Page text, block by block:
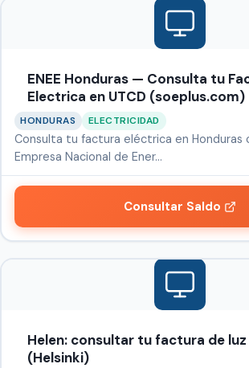
ENEE Honduras — Consulta tu
Electrica en UTCD (soeplus.com)
HONDURAS ELECTRICIDAD
Consulta tu factura eléctrica en Honduras
Empresa Nacional de Ener…
Consultar Saldo
Helen: consultar tu factura de luz
(Helsinki)